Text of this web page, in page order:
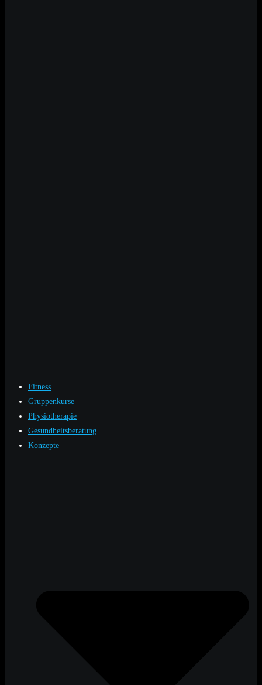
Fitness
Gruppenkurse
Physiotherapie
Gesundheitsberatung
Konzepte